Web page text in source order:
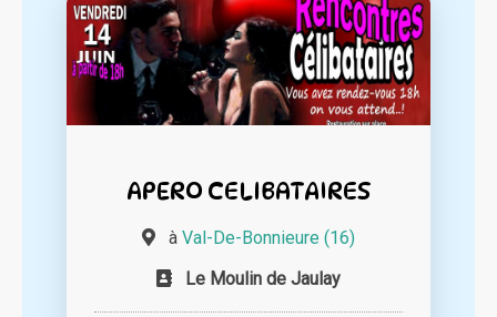
APERO CELIBATAIRES
à Val-De-Bonnieure (16)
Le Moulin de Jaulay